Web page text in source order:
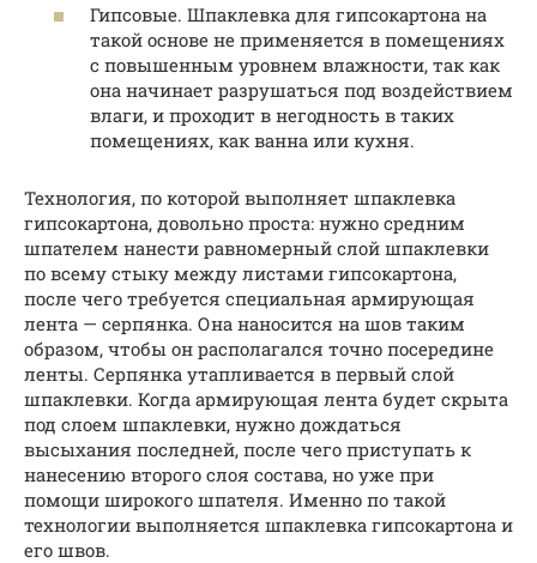
Гипсовые. Шпаклевка для гипсокартона на
такой основе не применяется в помещениях
с повышенным уровнем влажности, так как
она начинает разрушаться под воздействием
влаги, и проходит в негодность в таких
помещениях, как ванна или кухня.
Технология, по которой выполняет шпаклевка
гипсокартона, довольно проста: нужно средним
шпателем нанести равномерный слой шпаклевки
по всему стыку между листами гипсокартона,
после чего требуется специальная армирующая
лента — серпянка. Она наносится на шов таким
образом, чтобы он располагался точно посередине
ленты. Серпянка утапливается в первый слой
шпаклевки. Когда армирующая лента будет скрыта
под слоем шпаклевки, нужно дождаться
высыхания последней, после чего приступать к
нанесению второго слоя состава, но уже при
помощи широкого шпателя. Именно по такой
технологии выполняется шпаклевка гипсокартона и
его швов.